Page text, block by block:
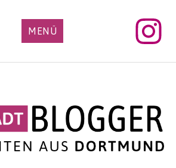
MENÜ